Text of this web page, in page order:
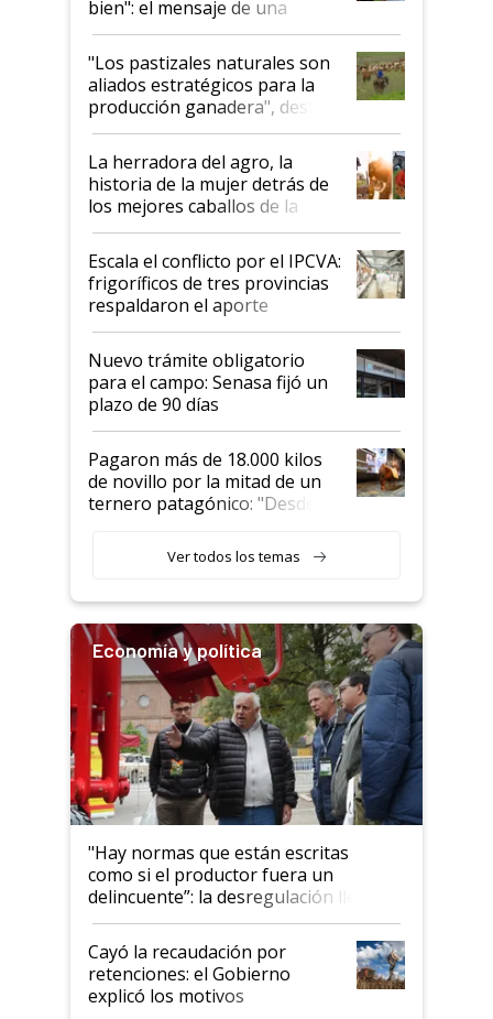
bien": el mensaje de una
ganadera uruguaya sobre las
oportunidades que se abren
para el agro en Argentina, con
foco en la carne
"Los pastizales naturales son
aliados estratégicos para la
producción ganadera", destaca
la iniciativa que ya reúne a 46
establecimientos en Argentina
La herradora del agro, la
historia de la mujer detrás de
los mejores caballos de la
Argentina y los mitos que
todavía hacen sufrir a estos
animales: "Mientras me
descalificaban, yo seguí
haciendo currículum"
Escala el conflicto por el IPCVA:
frigoríficos de tres provincias
respaldaron el aporte
obligatorio
Nuevo trámite obligatorio
para el campo: Senasa fijó un
plazo de 90 días
Pagaron más de 18.000 kilos
de novillo por la mitad de un
ternero patagónico: "Desde
llamar la atención"
Ver todos los temas
Economía y política
"Hay normas que están escritas
como si el productor fuera un
delincuente”: la desregulación llegó
al Congreso Aapresid y hasta se
habló del financiamiento al IPCVA
Cayó la recaudación por
retenciones: el Gobierno
explicó los motivos